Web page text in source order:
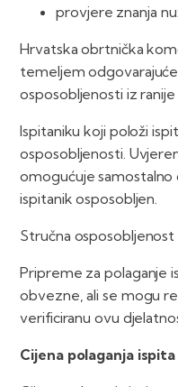
provjere znanja
Hrvatska obrtnička
temeljem
osposobljenosti iz
Ispitaniku koji položi
osposobljenosti.
omogućuje samostalno
ispitanik osposobljen.
Stručna osposobljenost
Pripreme za polaganje
obvezne, ali se mogu
verificiranu ovu
Cijena polaganja ispita